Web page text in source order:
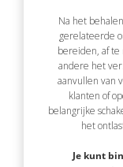
Na het
gerelateerde
bereiden, af
andere het
aanvullen van
klanten of
belangrijke
het
Je kunt